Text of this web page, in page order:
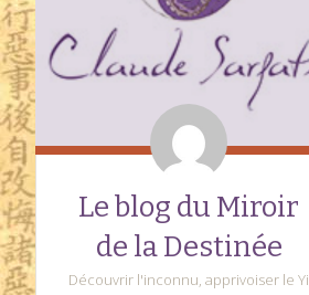
Le blog du Miroir
de la Destinée
Découvrir l'inconnu, apprivoiser le Yi